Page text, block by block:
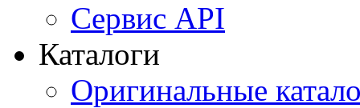
Сервис API
Каталоги
Оригинальные